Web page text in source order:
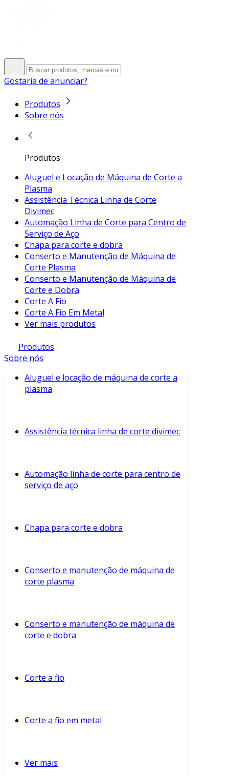
Gostaria de anunciar?
Produtos
Sobre nós
Produtos
Aluguel e Locação de Máquina de Corte a
Plasma
Assistência Técnica Linha de Corte
Divimec
Automação Linha de Corte para Centro de
Serviço de Aço
Chapa para corte e dobra
Conserto e Manutenção de Máquina de
Corte Plasma
Conserto e Manutenção de Máquina de
Corte e Dobra
Corte A Fio
Corte A Fio Em Metal
Ver mais produtos
Produtos
Sobre nós
Aluguel e locação de máquina de corte a
plasma
Assistência técnica linha de corte divimec
Automação linha de corte para centro de
serviço de aço
Chapa para corte e dobra
Conserto e manutenção de máquina de
corte plasma
Conserto e manutenção de máquina de
corte e dobra
Corte a fio
Corte a fio em metal
Ver mais